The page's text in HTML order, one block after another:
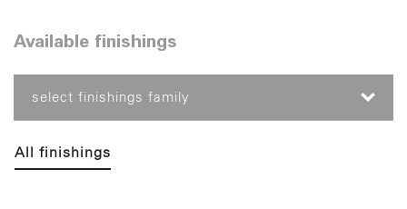
Available finishings
select finishings family
All finishings